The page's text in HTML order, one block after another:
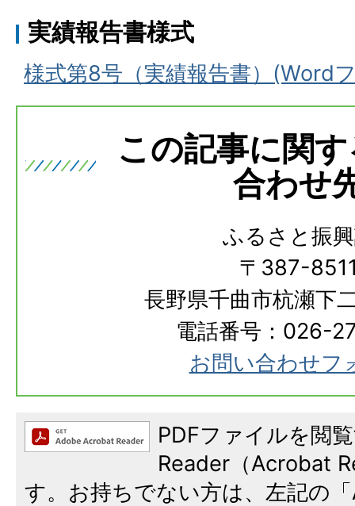
実績報告書様式
様式第8号（実績報告書）(Word
この記事に関
合わせ
ふるさと振
〒387-
長野県千曲市杭瀬下
電話番号：026-
お問い合わせフ
PDFファイルを閲
Reader（Acrobat
す。お持ちでない方は、左記の